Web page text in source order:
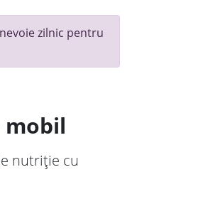
zilnic pentru
mobil
nutriție cu